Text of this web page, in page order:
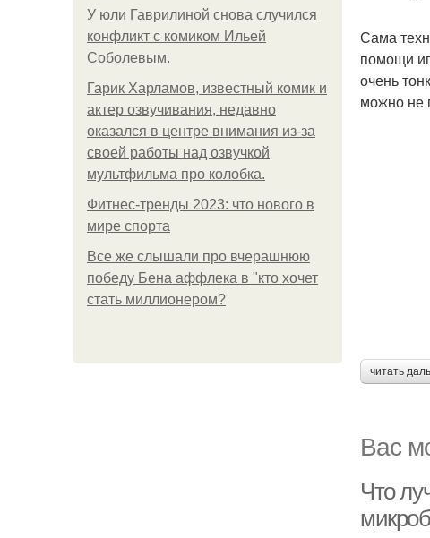
У юли Гаврилиной снова случился
конфликт с комиком Ильей
Соболевым.
Гарик Харламов, известный комик и
актер озвучивания, недавно
оказался в центре внимания из-за
своей работы над озвучкой
мультфильма про колобка.
Фитнес-тренды 2023: что нового в
мире спорта
Все же слышали про вчерашнюю
победу Бена аффлека в "кто хочет
стать миллионером?
Сама
помощи
очень
можно не
читать
Вас
Что